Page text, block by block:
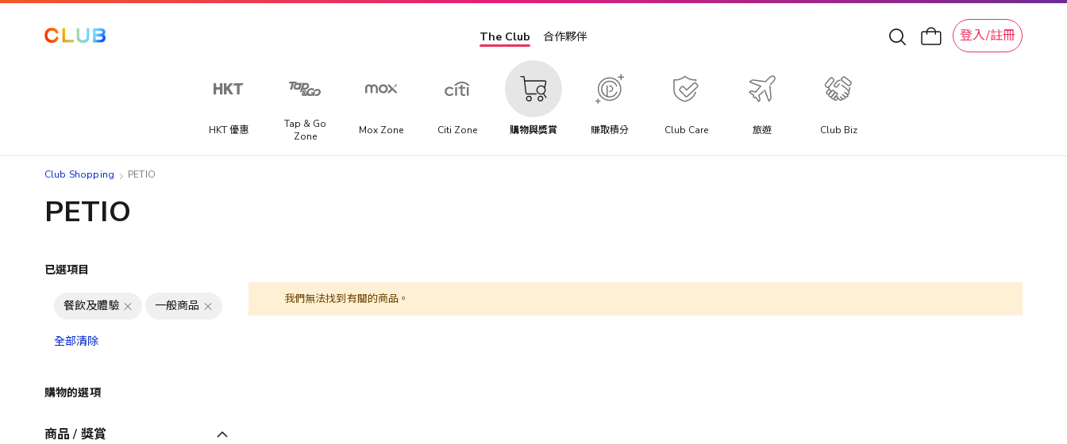
The Club 合作夥伴 登入/註冊
HKT 優惠
Tap & Go
Zone
Mox Zone Citi Zone 購物與獎賞 賺取積分 Club Care 旅遊 Club Biz
Club Shopping PETIO
PETIO
我們無法找到有關的商品。
已選項目
餐飲及體驗 一般商品
全部清除
購物的選項
商品 / 獎賞